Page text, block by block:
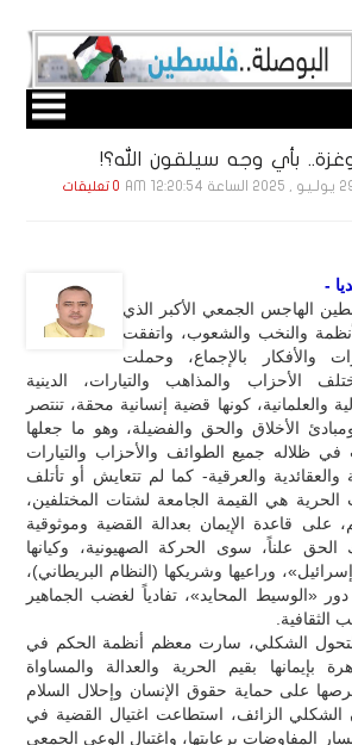
بأي وجه سيلقون الله؟!
0 تعليقات
-
الهاجس الجمعي الأكبر الذي
والنخب والشعوب، واتفقت
والأفكار بالإجماع، وحملت
الأحزاب والمذاهب والتيارات، الدينية
والعلمانية، كونها قضية إنسانية محقة، تنتصر
الأخلاق والحق والفضيلة، وهو ما جعلها
ظلاله جميع الطوائف والأحزاب والتيارات
والعقائدية والعرقية- كما لم تتعايش أو تأتلف
هي القيمة الجامعة لشتات المختلفين،
على قاعدة الإيمان بعدالة القضية وموثوقية
علناً، سوى الحركة الصهيونية، وكيانها
وراعيها وشريكها (النظام البريطاني)،
«الوسيط المحايد»، تفادياً لغضب الجماهير
الثقافية.
الشكلي، سارت معظم أنظمة الحكم في
بإيمانها بقيم الحرية والعدالة والمساواة
على حماية حقوق الإنسان وإحلال السلام
الشكلي الزائف، استطاعت اغتيال القضية في
المفاوضات برعايتها، واغتيال الوعي الجمعي